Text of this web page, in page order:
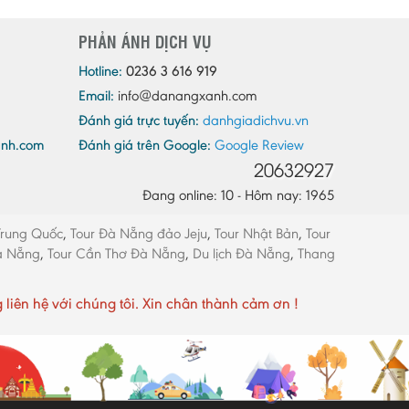
Quảng Trị
Sóc Trăng
Sơn La
Tây Ninh
Thái Bình
Thanh Hóa
Trà Vinh
Vĩnh Long
Vĩnh Phúc
PHẢN ÁNH DỊCH VỤ
Hotline: 0236 3 616 919
Email: info@danangxanh.com
Đánh giá trực tuyến: danhgiadichvu.vn
Đánh giá trên Google: Google Review
20632927
Đang online: 10 - Hôm nay: 1965
Quốc, Tour Đà Nẵng đảo Jeju, Tour Nhật Bản, Tour
Nẵng, Tour Cần Thơ Đà Nẵng, Du lịch Đà Nẵng, Thang
hệ với chúng tôi. Xin chân thành cảm ơn !